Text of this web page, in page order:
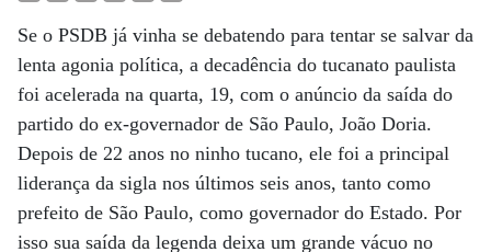
Se o PSDB já vinha se debatendo para tentar se salvar da
lenta agonia política, a decadência do tucanato paulista
foi acelerada na quarta, 19, com o anúncio da saída do
partido do ex-governador de São Paulo, João Doria.
Depois de 22 anos no ninho tucano, ele foi a principal
liderança da sigla nos últimos seis anos, tanto como
prefeito de São Paulo, como governador do Estado. Por
isso sua saída da legenda deixa um grande vácuo no